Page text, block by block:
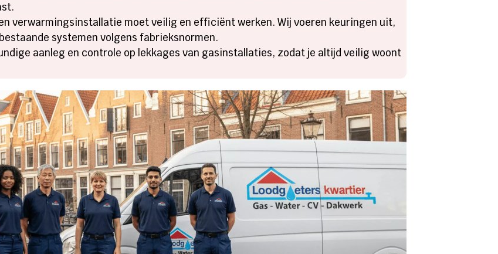
verwarmingsinstallatie moet veilig en efficiënt werken. Wij voeren keuringen uit,
systemen volgens fabrieksnormen.
aanleg en controle op lekkages van gasinstallaties, zodat je altijd veilig woont